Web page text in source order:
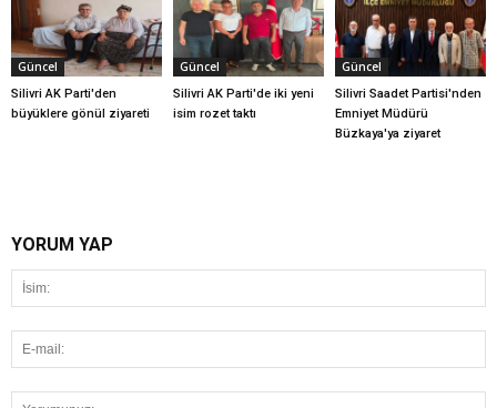
Güncel
Silivri AK Parti'den
büyüklere gönül ziyareti
Güncel
Silivri AK Parti'de iki yeni
isim rozet taktı
Güncel
Silivri Saadet Partisi'nden
Emniyet Müdürü
Büzkaya'ya ziyaret
YORUM YAP